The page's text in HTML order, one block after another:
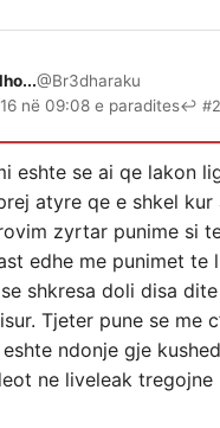
@Br3dharaku
në 09:08 e paradites↩
eshte se ai qe lakon
atyre qe e shkel
zyrtar punime si
edhe me punimet te
shkresa doli disa
Tjeter pune se me
ndonje gje
ne liveleak